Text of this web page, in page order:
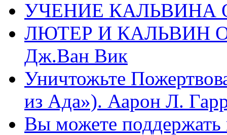
УЧЕНИЕ КАЛЬВИНА
ЛЮТЕР И КАЛЬВИН
Дж.Ван Вик
Уничтожьте
из Ада»). Аарон Л.
Вы можете